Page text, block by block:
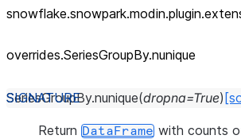
overrides.SeriesGroupBy.nunique
SeriesGroupBy.nunique(dropna=True)
Return DataFrame with counts